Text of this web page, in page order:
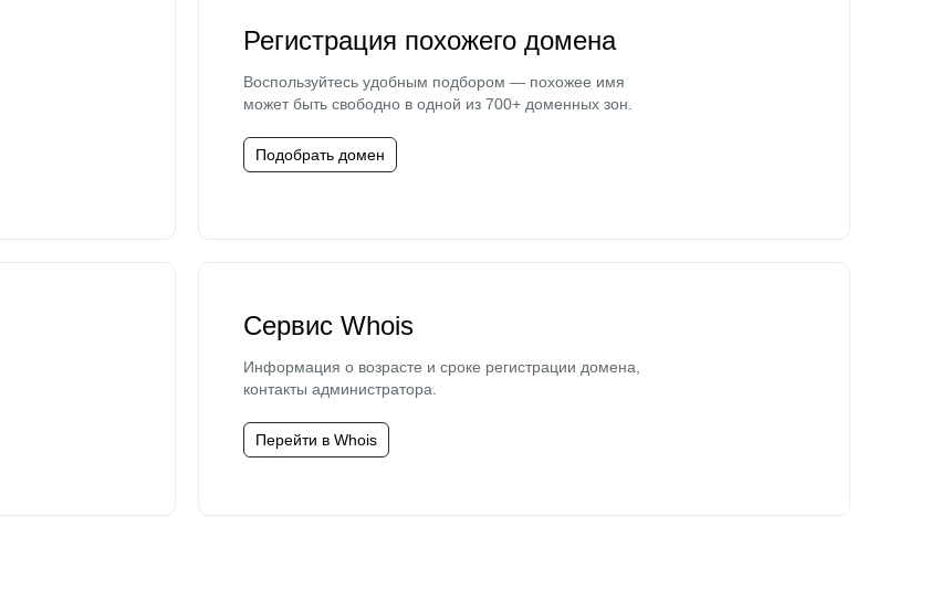
Регистрация похожего домена
Воспользуйтесь удобным подбором — похожее имя
может быть свободно в одной из 700+ доменных зон.
Подобрать домен
Сервис Whois
Информация о возрасте и сроке регистрации домена,
контакты администратора.
Перейти в Whois